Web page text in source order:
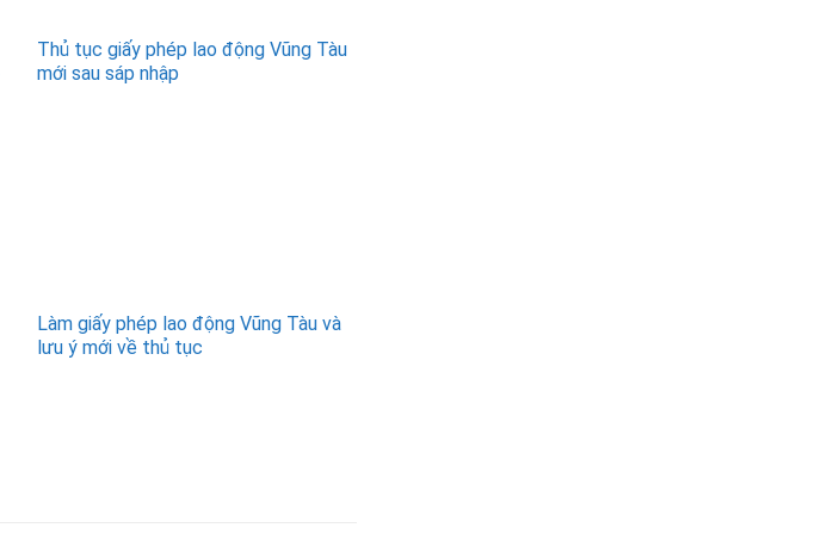
Thủ tục giấy phép lao động Vũng Tàu
mới sau sáp nhập
Làm giấy phép lao động Vũng Tàu và
lưu ý mới về thủ tục